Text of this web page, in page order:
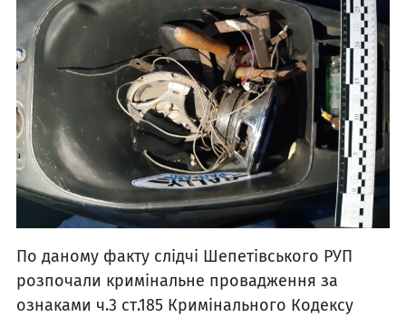
По даному факту слідчі Шепетівського РУП
розпочали кримінальне провадження за
ознаками ч.3 ст.185 Кримінального Кодексу